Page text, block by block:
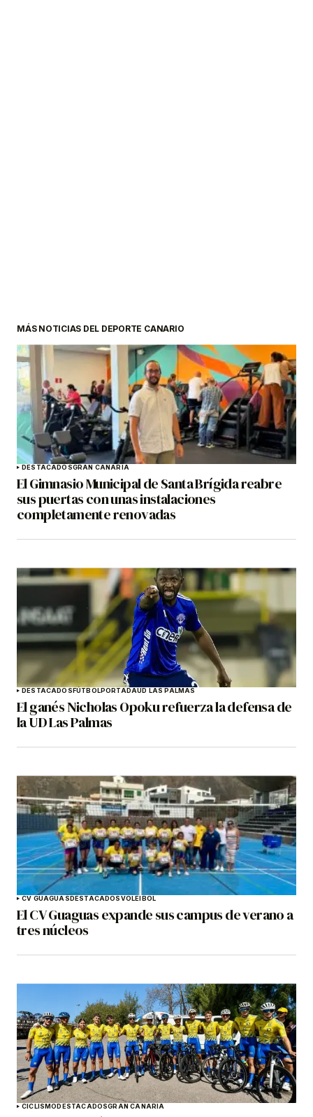
MÁS NOTICIAS DEL DEPORTE CANARIO
DESTACADOSGRAN CANARIA
El Gimnasio Municipal de Santa Brígida reabre
sus puertas con unas instalaciones
completamente renovadas
DESTACADOS FÚTBOLPORTADAUD LAS PALMAS
El ganés Nicholas Opoku refuerza la defensa de
la UD Las Palmas
CV GUAGUAS DESTACADOSVOLEIBOL
El CV Guaguas expande sus campus de verano a
tres núcleos
CICLISMO DESTACADOSGRAN CANARIA